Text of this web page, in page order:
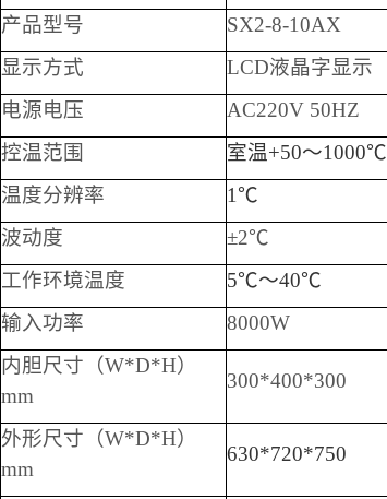
产品型号
SX2-8-10AX
显示方式
LCD液晶字显示
电源电压
AC220V 50HZ
控温范围
室温+50～1000℃
温度分辨率
1℃
波动度
±2℃
工作环境温度
5℃～40℃
输入功率
8000W
内胆尺寸（W*D*H）
mm
300*400*300
外形尺寸（W*D*H）
mm
630*720*750